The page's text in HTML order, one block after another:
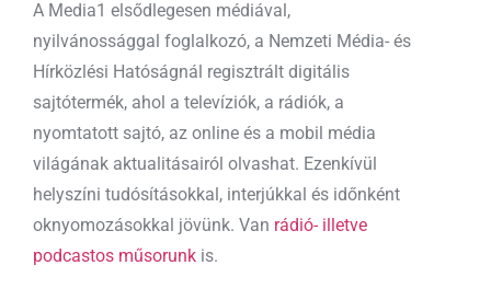
A Media1 elsődlegesen médiával,
nyilvánossággal foglalkozó, a Nemzeti Média- és
Hírközlési Hatóságnál regisztrált digitális
sajtótermék, ahol a televíziók, a rádiók, a
nyomtatott sajtó, az online és a mobil média
világának aktualitásairól olvashat. Ezenkívül
helyszíni tudósításokkal, interjúkkal és időnként
oknyomozásokkal jövünk. Van rádió- illetve
podcastos műsorunk is.